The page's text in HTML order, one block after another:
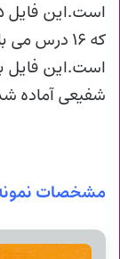
که ۱۶ درس
است.این فایل
شفیعی آماده
مشخصات نمونه